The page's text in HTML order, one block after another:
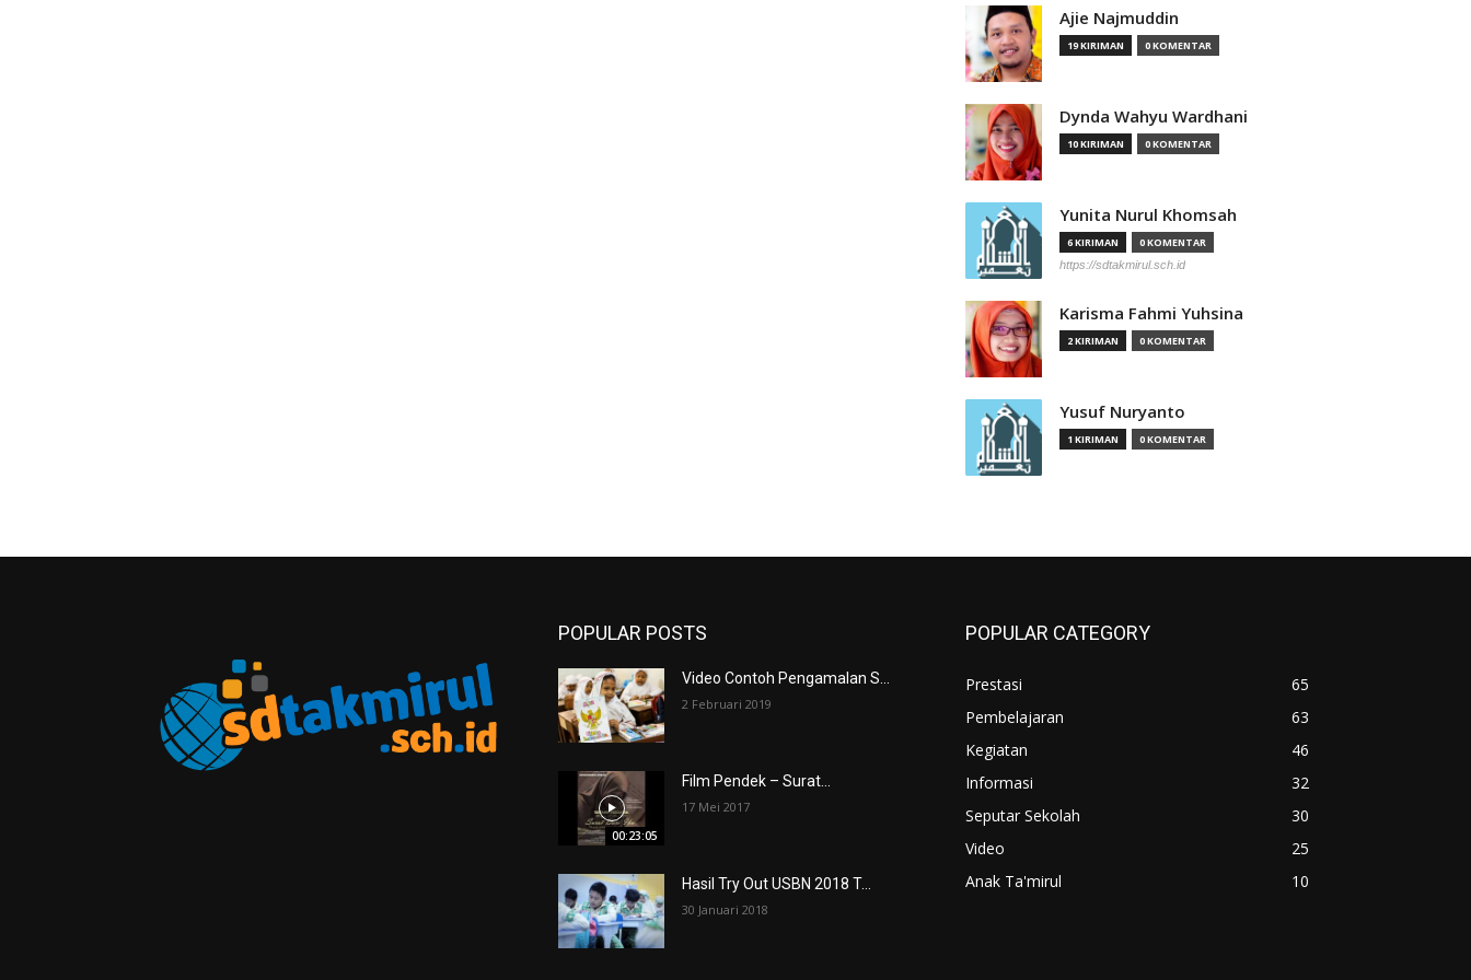
Ajie Najmuddin
19 KIRIMAN 0 KOMENTAR
Dynda Wahyu Wardhani
10 KIRIMAN 0 KOMENTAR
Yunita Nurul Khomsah
6 KIRIMAN 0 KOMENTAR
https://sdtakmirul.sch.id
Karisma Fahmi Yuhsina
2 KIRIMAN 0 KOMENTAR
Yusuf Nuryanto
1 KIRIMAN 0 KOMENTAR
POPULAR POSTS
Video Contoh Pengamalan S...
2 Februari 2019
00:23:05
Film Pendek – Surat...
17 Mei 2017
Hasil Try Out USBN 2018 T...
30 Januari 2018
POPULAR CATEGORY
Prestasi
65
Pembelajaran
63
Kegiatan
46
Informasi
32
Seputar Sekolah
30
Video
25
Anak Ta'mirul
10